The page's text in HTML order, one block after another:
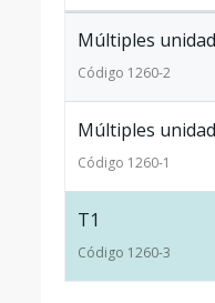
Múltiples
Código 1260-2
Múltiples
Código 1260-1
T1
Código 1260-3